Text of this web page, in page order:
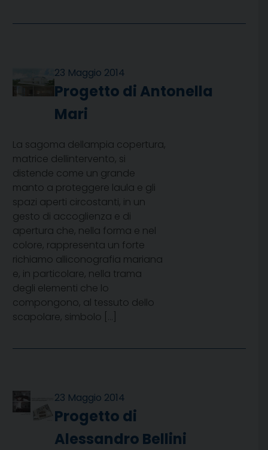
23 Maggio 2014
Progetto di Antonella
Mari
La sagoma dellampia copertura,
matrice dellintervento, si
distende come un grande
manto a proteggere laula e gli
spazi aperti circostanti, in un
gesto di accoglienza e di
apertura che, nella forma e nel
colore, rappresenta un forte
richiamo alliconografia mariana
e, in particolare, nella trama
degli elementi che lo
compongono, al tessuto dello
scapolare, simbolo […]
23 Maggio 2014
Progetto di
Alessandro Bellini